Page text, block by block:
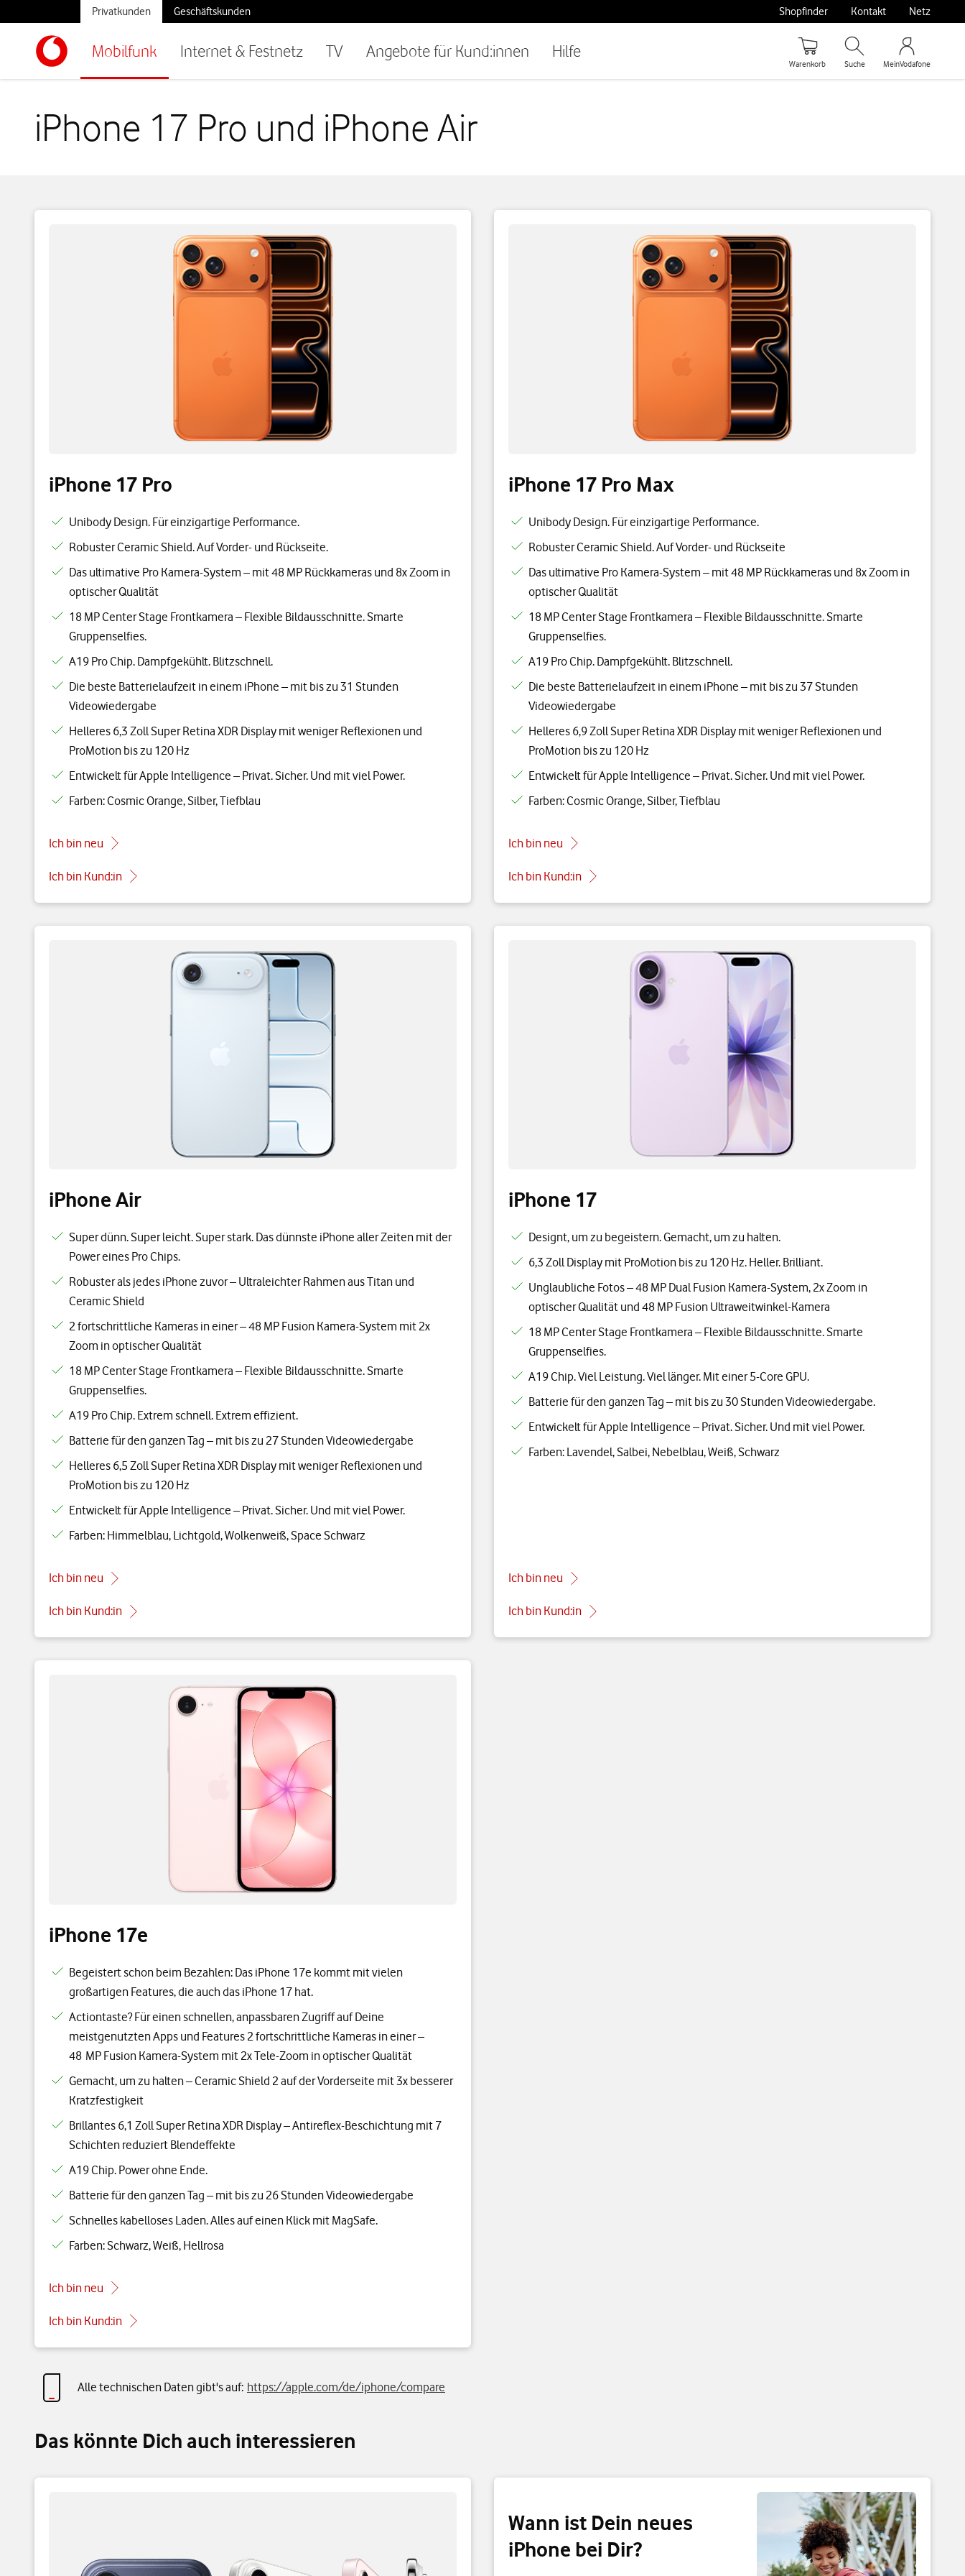
Mobilfunk Internet & Festnetz TV Angebote für Kund:innen Hilfe
Privatkunden Geschäftskunden Shopfinder Kontakt Netz
Warenkorb Suche MeinVodafone
iPhone 17 Pro und iPhone Air
iPhone 17 Pro
Unibody Design. Für einzigartige Performance.
Robuster Ceramic Shield. Auf Vorder- und Rückseite.
Das ultimative Pro Kamera-System – mit 48 MP Rückkameras und 8x Zoom in
optischer Qualität
18 MP Center Stage Frontkamera – Flexible Bildausschnitte. Smarte
Gruppenselfies.
A19 Pro Chip. Dampfgekühlt. Blitzschnell.
Die beste Batterielaufzeit in einem iPhone – mit bis zu 31 Stunden
Videowiedergabe
Helleres 6,3 Zoll Super Retina XDR Display mit weniger Reflexionen und
ProMotion bis zu 120 Hz
Entwickelt für Apple Intelligence – Privat. Sicher. Und mit viel Power.
Farben: Cosmic Orange, Silber, Tiefblau
Ich bin neu
Ich bin Kund:in
iPhone 17 Pro Max
Unibody Design. Für einzigartige Performance.
Robuster Ceramic Shield. Auf Vorder- und Rückseite
Das ultimative Pro Kamera-System – mit 48 MP Rückkameras und 8x Zoom in
optischer Qualität
18 MP Center Stage Frontkamera – Flexible Bildausschnitte. Smarte
Gruppenselfies.
A19 Pro Chip. Dampfgekühlt. Blitzschnell.
Die beste Batterielaufzeit in einem iPhone – mit bis zu 37 Stunden
Videowiedergabe
Helleres 6,9 Zoll Super Retina XDR Display mit weniger Reflexionen und
ProMotion bis zu 120 Hz
Entwickelt für Apple Intelligence – Privat. Sicher. Und mit viel Power.
Farben: Cosmic Orange, Silber, Tiefblau
Ich bin neu
Ich bin Kund:in
iPhone Air
Super dünn. Super leicht. Super stark. Das dünnste iPhone aller Zeiten mit der
Power eines Pro Chips.
Robuster als jedes iPhone zuvor – Ultraleichter Rahmen aus Titan und
Ceramic Shield
2 fortschrittliche Kameras in einer – 48 MP Fusion Kamera-System mit 2x
Zoom in optischer Qualität
18 MP Center Stage Frontkamera – Flexible Bildausschnitte. Smarte
Gruppenselfies.
A19 Pro Chip. Extrem schnell. Extrem effizient.
Batterie für den ganzen Tag – mit bis zu 27 Stunden Videowiedergabe
Helleres 6,5 Zoll Super Retina XDR Display mit weniger Reflexionen und
ProMotion bis zu 120 Hz
Entwickelt für Apple Intelligence – Privat. Sicher. Und mit viel Power.
Farben: Himmelblau, Lichtgold, Wolkenweiß, Space Schwarz
Ich bin neu
Ich bin Kund:in
iPhone 17
Designt, um zu begeistern. Gemacht, um zu halten.
6,3 Zoll Display mit ProMotion bis zu 120 Hz. Heller. Brilliant.
Unglaubliche Fotos – 48 MP Dual Fusion Kamera-System, 2x Zoom in
optischer Qualität und 48 MP Fusion Ultraweitwinkel-Kamera
18 MP Center Stage Frontkamera – Flexible Bildausschnitte. Smarte
Gruppenselfies.
A19 Chip. Viel Leistung. Viel länger. Mit einer 5-Core GPU.
Batterie für den ganzen Tag – mit bis zu 30 Stunden Videowiedergabe.
Entwickelt für Apple Intelligence – Privat. Sicher. Und mit viel Power.
Farben: Lavendel, Salbei, Nebelblau, Weiß, Schwarz
Ich bin neu
Ich bin Kund:in
iPhone 17e
Begeistert schon beim Bezahlen: Das iPhone 17e kommt mit vielen
großartigen Features, die auch das iPhone 17 hat.
Actiontaste? Für einen schnellen, anpassbaren Zugriff auf Deine
meistgenutzten Apps und Features 2 fortschrittliche Kameras in einer –
48 MP Fusion Kamera-System mit 2x Tele-Zoom in optischer Qualität
Gemacht, um zu halten – Ceramic Shield 2 auf der Vorderseite mit 3x besserer
Kratzfestigkeit
Brillantes 6,1 Zoll Super Retina XDR Display – Antireflex-Beschichtung mit 7
Schichten reduziert Blendeffekte
A19 Chip. Power ohne Ende.
Batterie für den ganzen Tag – mit bis zu 26 Stunden Videowiedergabe
Schnelles kabelloses Laden. Alles auf einen Klick mit MagSafe.
Farben: Schwarz, Weiß, Hellrosa
Ich bin neu
Ich bin Kund:in
Alle technischen Daten gibt's auf: https://apple.com/de/iphone/compare
Das könnte Dich auch interessieren
Wann ist Dein neues
iPhone bei Dir?